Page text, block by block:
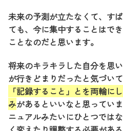
未来の予測が立たなくて、す
ても、今に集中することはで
ことなのだと思います。
将来のキラキラした自分を思
が行きどまりだったと気づいて
「記録すること」とを両輪に
みがあるといいなと思ってい
ニュアルみたいにひとつでは